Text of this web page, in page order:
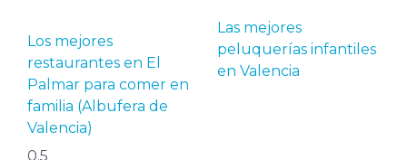
Los mejores
restaurantes en El
Palmar para comer en
familia (Albufera de
Valencia)
Las mejores
peluquerías infantiles
en Valencia